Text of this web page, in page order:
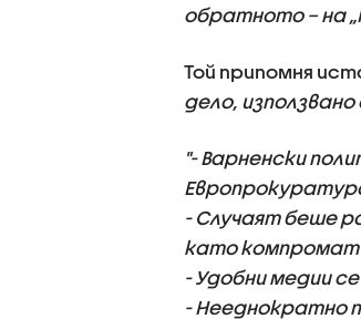
обратното – на
Той припомня
дело,
"- Варненски
- Случаят беше
като компромат
- Удобни медии
- Нееднократно